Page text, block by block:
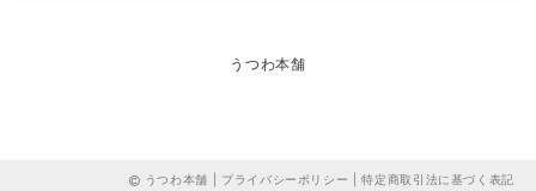
うつわ本舗
うつわ本舗 | プライバシーポリシー |特定商取引法に基づく表記